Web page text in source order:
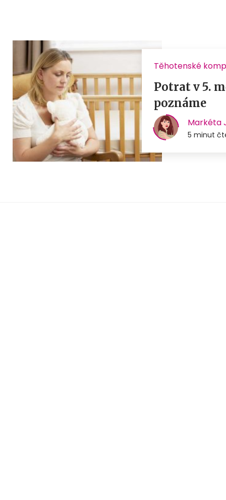
Těhotenské
Potrat v 5.
poznáme
Markéta
5 minut